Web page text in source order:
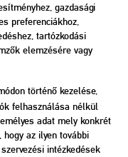
gazdasági
preferenciákhoz,
tartózkodási
elemzésére vagy
történő kezelése,
felhasználása nélkül
adat mely konkrét
az ilyen további
intézkedések